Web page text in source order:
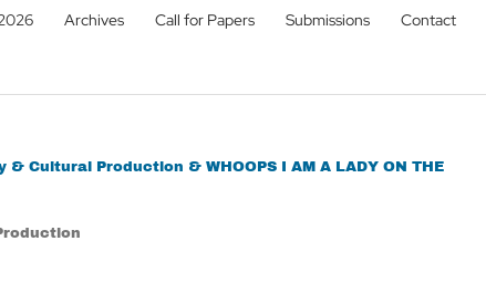
Archives Call for Papers Submissions Contact
Cultural Production & WHOOPS I AM A LADY ON THE